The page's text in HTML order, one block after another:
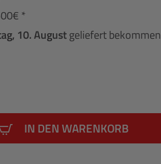
*
10. Augustgeliefert bekommen
IN DEN WARENKORB